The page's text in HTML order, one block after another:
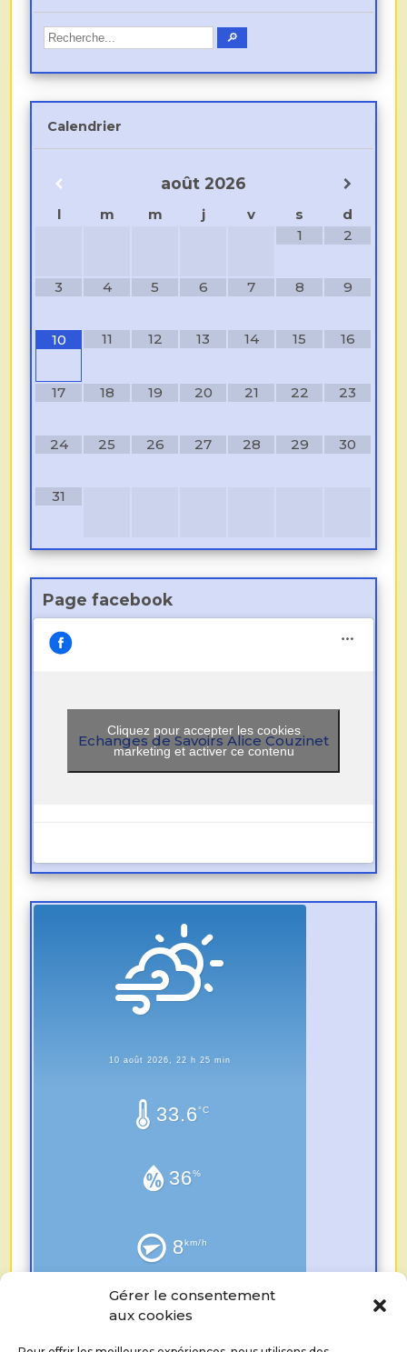
Gérer le consentement
aux cookies
Calendrier
août 2026
l m m j v s
d
1
2
3 4 5 6 7 8 9
10 11 12 13 14 15 16
17 18 19 20 21 22 23
24 25 26 27 28 29 30
31
Page facebook
Echanges de Savoirs Alice Couzinet
Cliquez pour accepter les cookies
marketing et activer ce contenu
10 août 2026, 22 h 25 min
33.6°C
36%
8km/h
0.0